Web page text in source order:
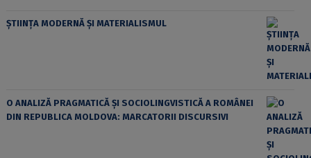
ȘTIINȚA MODERNĂ ȘI MATERIALISMUL
O ANALIZĂ PRAGMATICĂ ȘI SOCIOLINGVISTICĂ A ROMÂNEI
DIN REPUBLICA MOLDOVA: MARCATORII DISCURSIVI